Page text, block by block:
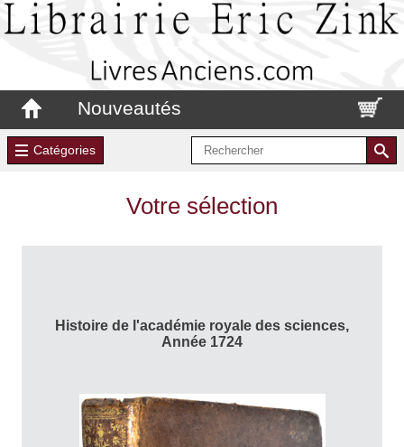
Nouveautés
Catégories
Votre sélection
Histoire de l'académie royale des sciences,
Année 1724